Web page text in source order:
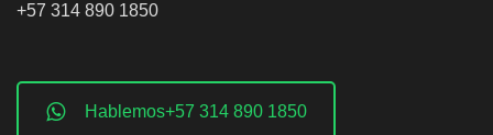
+57 314 890 1850
Hablemos+57 314 890 1850